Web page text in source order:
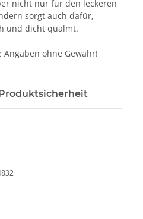
nicht nur für den leckeren
sorgt auch dafür,
und dicht qualmt.
ohne Gewähr!